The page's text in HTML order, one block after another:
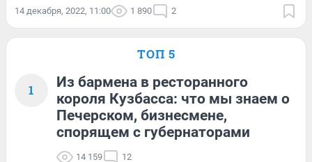
14 декабря, 2022, 11:00 1 890 2
ТОП 5
1
Из бармена в ресторанного
короля Кузбасса: что мы знаем о
Печерском, бизнесмене,
спорящем с губернаторами
14 159 12